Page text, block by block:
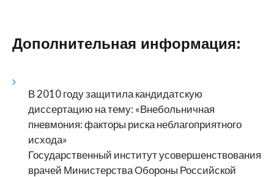
Дополнительная информация:
В 2010 году защитила кандидатскую
диссертацию на тему: «Внебольничная
пневмония: факторы риска неблагоприятного
исхода»
Государственный институт усовершенствования
врачей Министерства Обороны Российской